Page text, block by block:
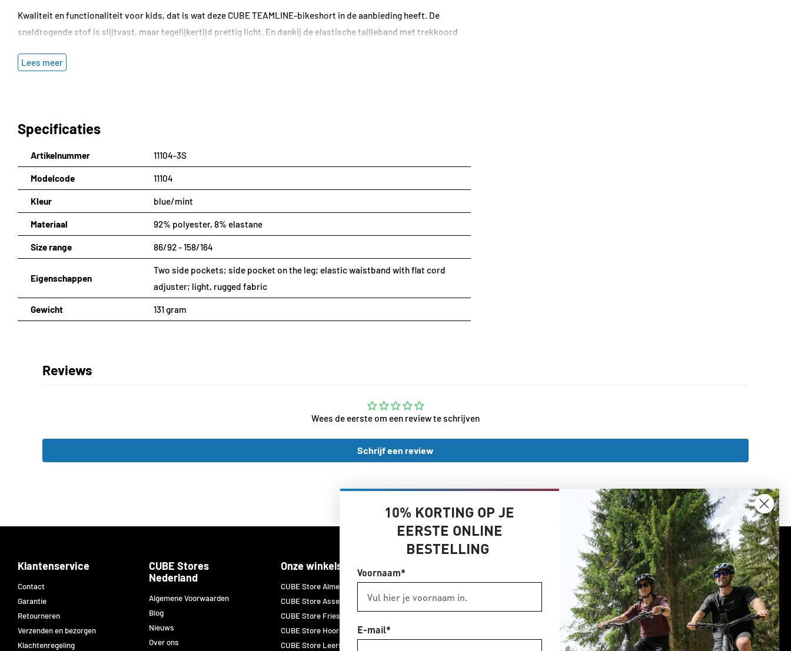
Kwaliteit en functionaliteit voor kids, dat is wat deze CUBE TEAMLINE-bikeshort in de aanbieding heeft. De
sneldrogende stof is slijtvast, maar tegelijkertijd prettig licht. En dankij de elastische tailleband met trekkoord
Maat:86/92 - 158/164
Lees meer
Specificaties
Artikelnummer 11104-3S
Modelcode 11104
Kleur blue/mint
Materiaal 92% polyester, 8% elastane
Size range 86/92 - 158/164
Eigenschappen
Two side pockets; side pocket on the leg; elastic waistband with flat cord
adjuster; light, rugged fabric
Gewicht 131 gram
Reviews
Wees de eerste om een review te schrijven
Schrijf een review
Klantenservice
Contact
Garantie
Retourneren
Verzenden en bezorgen
Klachtenregeling
CUBE Stores
Nederland
Algemene Voorwaarden
Blog
Nieuws
Over ons
Onze winkels
CUBE Store Almelo
CUBE Store Assen
CUBE Store Friesland
CUBE Store Hoorn
CUBE Store Leersum
CUBE fietsen
Volg ons op social media
Instagram Pinterest YouTube facebook TikTok
10% KORTING OP JE
EERSTE ONLINE
BESTELLING
Voornaam*
E-mail*